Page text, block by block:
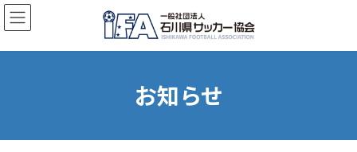
コ
ン
ン
ナ
ビ
ー
お知らせ